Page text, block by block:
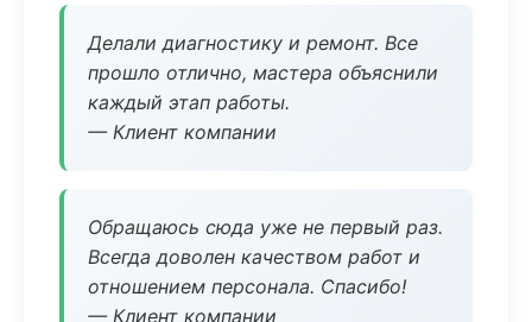
Делали диагностику и ремонт. Все
прошло отлично, мастера объяснили
каждый этап работы.
— Клиент компании
Обращаюсь сюда уже не первый раз.
Всегда доволен качеством работ и
отношением персонала. Спасибо!
— Клиент компании